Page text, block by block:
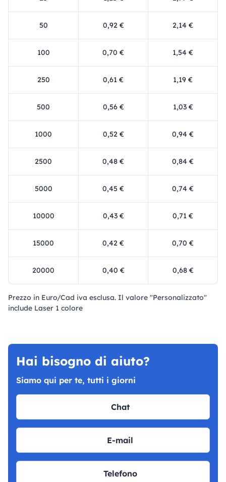
50 0,92 € 2,14 €
100 0,70 € 1,54 €
250 0,61 € 1,19 €
500 0,56 € 1,03 €
1000 0,52 € 0,94 €
2500 0,48 € 0,84 €
5000 0,45 € 0,74 €
10000 0,43 € 0,71 €
15000 0,42 € 0,70 €
20000 0,40 € 0,68 €
Prezzo in Euro/Cad iva esclusa. Il valore "Personalizzato"
include Laser 1 colore
Hai bisogno di aiuto?
Siamo qui per te, tutti i giorni
Chat
E-mail
Telefono